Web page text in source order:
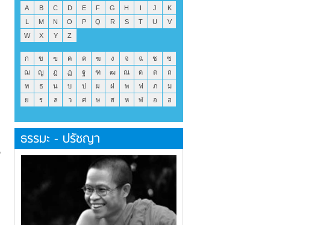
A B C D E F G H I J
K
L
M N O P Q R S T U
V
W
X Y Z
ก ข ฃ ค ฅ ฆ ง จ ฉ ช
ซ
ฌ
ญ ฎ ฏ ฐ ฑ ฒ ณ ด ต
ถ
ท
ธ น บ ป ผ ฝ พ ฟ ภ
ม
ย
ร ล ว ศ ษ ส ห ฬ อ ฮ
ธรรมะ - ปรัชญา